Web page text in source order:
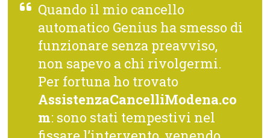
Quando il mio cancello
automatico Genius ha smesso di
funzionare senza preavviso,
non sapevo a chi rivolgermi.
Per fortuna ho trovato
AssistenzaCancelliModena.co
m: sono stati tempestivi nel